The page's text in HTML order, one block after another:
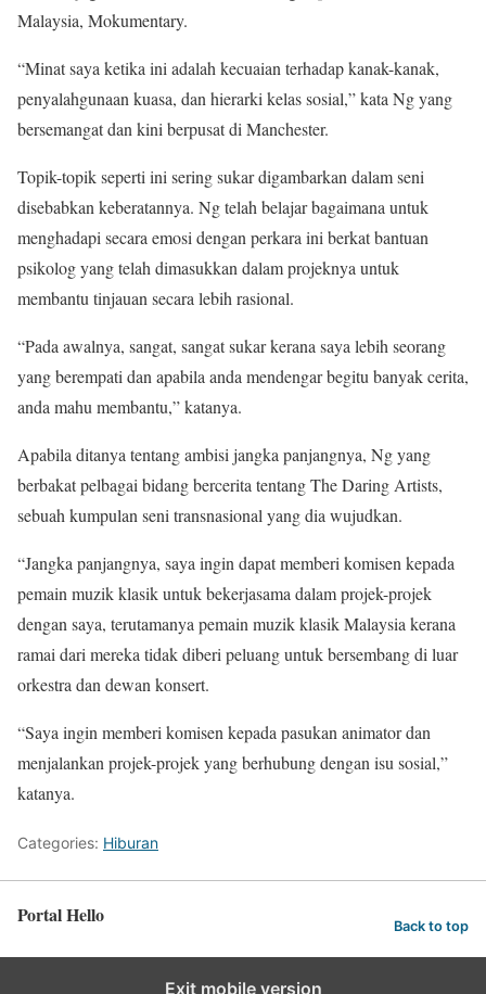
Malaysia, Mokumentary.
“Minat saya ketika ini adalah kecuaian terhadap kanak-kanak,
penyalahgunaan kuasa, dan hierarki kelas sosial,” kata Ng yang
bersemangat dan kini berpusat di Manchester.
Topik-topik seperti ini sering sukar digambarkan dalam seni
disebabkan keberatannya. Ng telah belajar bagaimana untuk
menghadapi secara emosi dengan perkara ini berkat bantuan
psikolog yang telah dimasukkan dalam projeknya untuk
membantu tinjauan secara lebih rasional.
“Pada awalnya, sangat, sangat sukar kerana saya lebih seorang
yang berempati dan apabila anda mendengar begitu banyak cerita,
anda mahu membantu,” katanya.
Apabila ditanya tentang ambisi jangka panjangnya, Ng yang
berbakat pelbagai bidang bercerita tentang The Daring Artists,
sebuah kumpulan seni transnasional yang dia wujudkan.
“Jangka panjangnya, saya ingin dapat memberi komisen kepada
pemain muzik klasik untuk bekerjasama dalam projek-projek
dengan saya, terutamanya pemain muzik klasik Malaysia kerana
ramai dari mereka tidak diberi peluang untuk bersembang di luar
orkestra dan dewan konsert.
“Saya ingin memberi komisen kepada pasukan animator dan
menjalankan projek-projek yang berhubung dengan isu sosial,”
katanya.
Categories: Hiburan
Portal Hello Back to top
Exit mobile version